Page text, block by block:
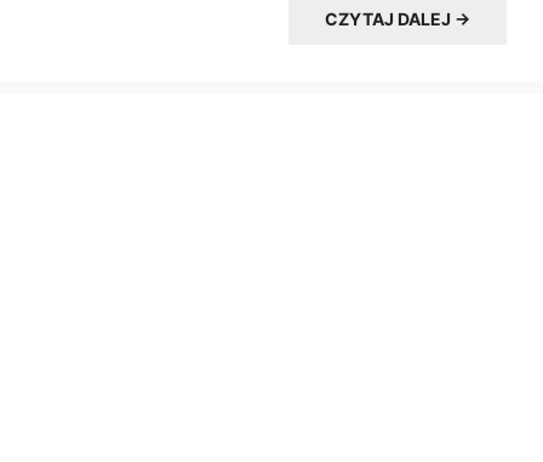
CZYTAJ DALEJ →